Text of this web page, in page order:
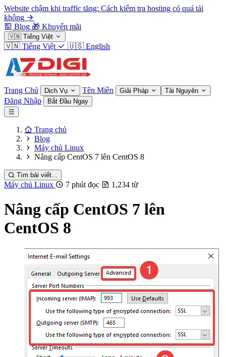
Website chậm khi traffic tăng: Cách kiểm tra hosting có quá tải
không
Blog 🎁 Khuyến mãi
🇻🇳 Tiếng Việt
🇻🇳 Tiếng Việt 🇺🇸 English
Trang Chủ Dịch Vụ Tên Miền Giải Pháp Tài Nguyên
Đăng Nhập Bắt Đầu Ngay
Trang chủ
Blog
Máy chủ Linux
Nâng cấp CentOS 7 lên CentOS 8
Tìm bài viết...
Máy chủ Linux 7 phút đọc 1,234 từ
Nâng cấp CentOS 7 lên
CentOS 8